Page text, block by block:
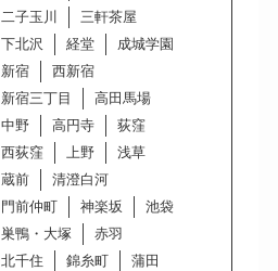
二子玉川
三軒茶屋
下北沢
経堂
成城学園
新宿
西新宿
新宿三丁目
高田馬場
中野
高円寺
荻窪
西荻窪
上野
浅草
蔵前
清澄白河
門前仲町
神楽坂
池袋
巣鴨・大塚
赤羽
北千住
錦糸町
蒲田